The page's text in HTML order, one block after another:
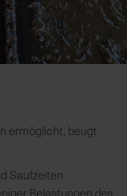
ermöglicht, beugt
Saufzeiten
Belastungen des